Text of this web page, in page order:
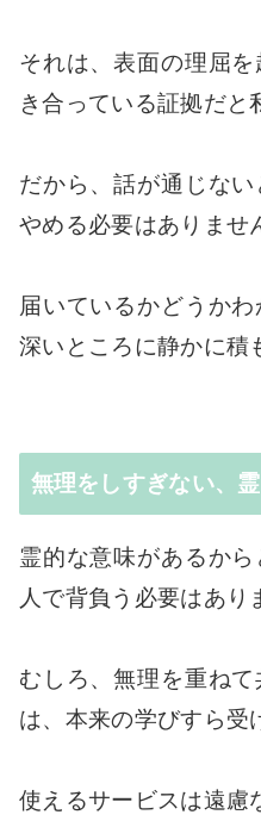
それは、表面の理屈
き合っている証拠だと
だから、話が通じな
やめる必要はありませ
届いているかどうか
深いところに静かに積
無理をしすぎない、
霊的な意味があるか
人で背負う必要はあり
むしろ、無理を重ね
は、本来の学びすら受
使えるサービスは遠慮